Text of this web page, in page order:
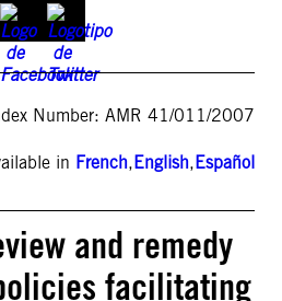
Number: AMR 41/011/2007
in French,English,Español
and remedy
facilitating